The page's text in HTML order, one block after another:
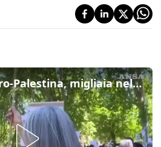
Manifestazioni pro-Palestina, migliaia nelle strade di Madrid e Parigi